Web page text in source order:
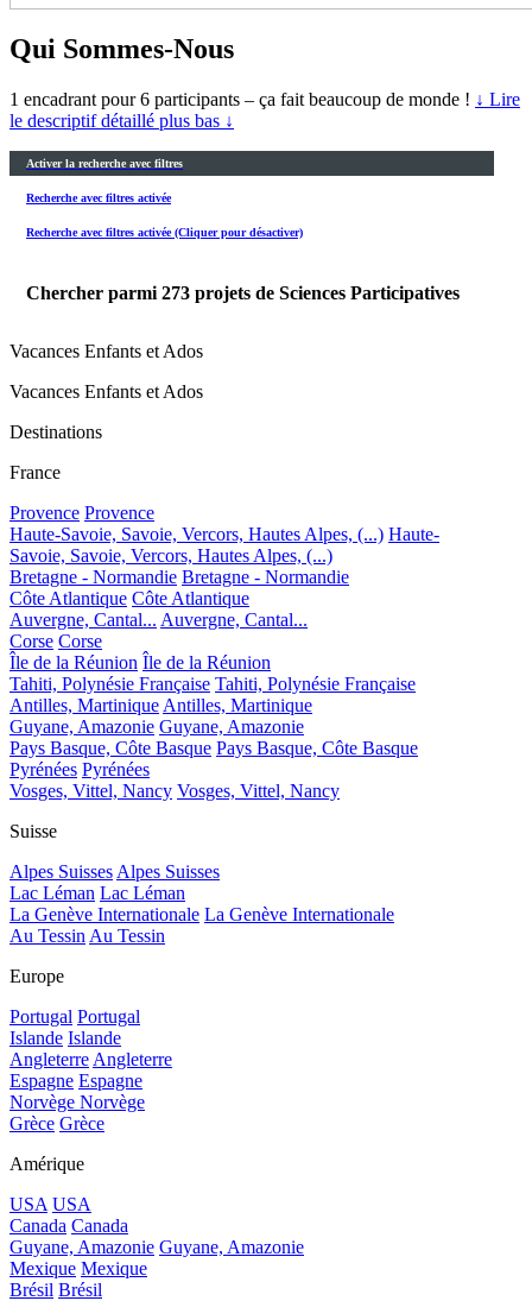
Qui Sommes-Nous
1 encadrant pour 6 participants – ça fait beaucoup de monde ! ↓ Lire
le descriptif détaillé plus bas ↓
Activer la recherche avec filtres
Recherche avec filtres activée
Recherche avec filtres activée (Cliquer pour désactiver)
Chercher parmi 273 projets de Sciences Participatives
Vacances Enfants et Ados
Vacances Enfants et Ados
Destinations
France
Provence Provence
Haute-Savoie, Savoie, Vercors, Hautes Alpes, (...) Haute-
Savoie, Savoie, Vercors, Hautes Alpes, (...)
Bretagne - Normandie Bretagne - Normandie
Côte Atlantique Côte Atlantique
Auvergne, Cantal... Auvergne, Cantal...
Corse Corse
Île de la Réunion Île de la Réunion
Tahiti, Polynésie Française Tahiti, Polynésie Française
Antilles, Martinique Antilles, Martinique
Guyane, Amazonie Guyane, Amazonie
Pays Basque, Côte Basque Pays Basque, Côte Basque
Pyrénées Pyrénées
Vosges, Vittel, Nancy Vosges, Vittel, Nancy
Suisse
Alpes Suisses Alpes Suisses
Lac Léman Lac Léman
La Genève Internationale La Genève Internationale
Au Tessin Au Tessin
Europe
Portugal Portugal
Islande Islande
Angleterre Angleterre
Espagne Espagne
Norvège Norvège
Grèce Grèce
Amérique
USA USA
Canada Canada
Guyane, Amazonie Guyane, Amazonie
Mexique Mexique
Brésil Brésil